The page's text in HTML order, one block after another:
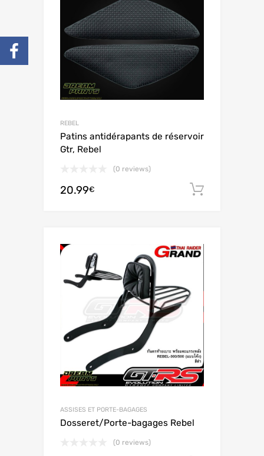
REBEL
Patins antidérapants de réservoir
Gtr, Rebel
(0 reviews)
20.99€
ASSISES ET PORTE-BAGAGES
Dosseret/Porte-bagages Rebel
(0 reviews)